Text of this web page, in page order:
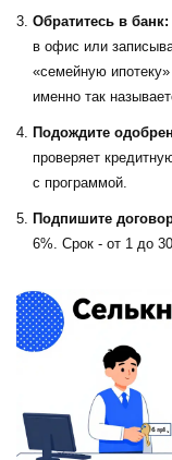
Обратитесь в банк:
в офис или
«семейную
именно так
Подождите
проверяет
с программой.
Подпишите
6%. Срок - от 1 до